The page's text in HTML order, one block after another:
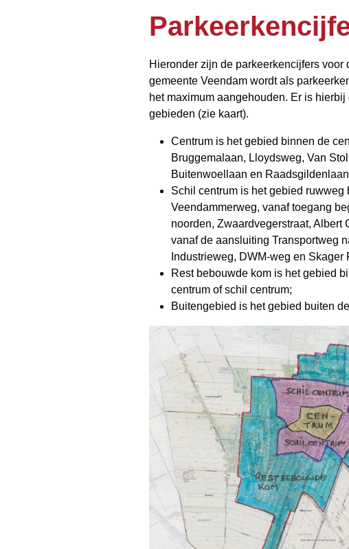
Hieronder zijn de parkeerkencijfers
gemeente Veendam wordt als
het maximum aangehouden. Er is
gebieden (zie kaart).
Centrum is het gebied binnen de
Bruggemalaan, Lloydsweg, Van
Buitenwoellaan en
Schil centrum is het gebied
Veendammerweg, vanaf toegang
noorden, Zwaardvegerstraat, Albert
vanaf de aansluiting Transportweg
Industrieweg, DWM-weg en Skager
Rest bebouwde kom is het gebied
centrum of schil centrum;
Buitengebied is het gebied buiten